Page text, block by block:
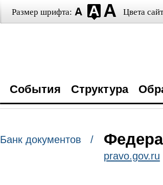
Размер шрифта: Цвета
События Структура
Банк документов /
pravo.gov.ru